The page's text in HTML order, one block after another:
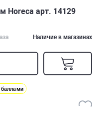
Horeca арт. 14129
Наличие в магазинах
баллами